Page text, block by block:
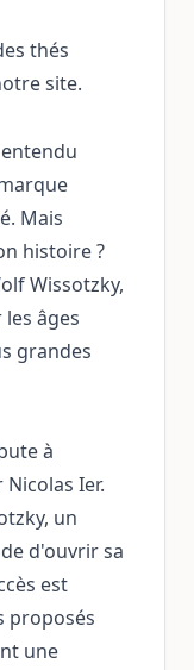
thés
site.
Mais
histoire ?
Wissotzky,
âges
grandes
à
Ier.
un
d'ouvrir sa
est
proposés
une